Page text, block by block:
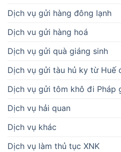
Dịch vụ gửi hàng đông lạnh
Dịch vu gửi hàng hoá
Dịch vụ gửi quà giáng sinh
Dịch vụ gửi tàu hủ ky từ Huế
Dịch vụ gửi tôm khô đi Pháp
Dịch vụ hải quan
Dịch vụ khác
Dịch vụ làm thủ tục XNK